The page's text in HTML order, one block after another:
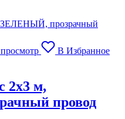
В Избранное
2х3 м,
провод